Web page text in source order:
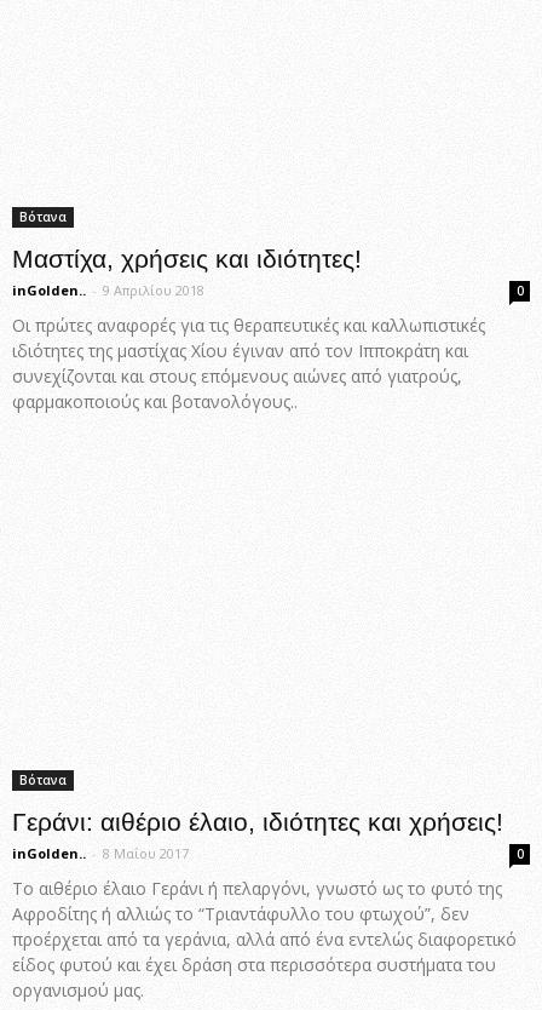
Βότανα
Μαστίχα, χρήσεις και ιδιότητες!
inGolden.. - 9 Απριλίου 2018 0
Οι πρώτες αναφορές για τις θεραπευτικές και καλλωπιστικές
ιδιότητες της μαστίχας Χίου έγιναν από τον Ιπποκράτη και
συνεχίζονται και στους επόμενους αιώνες από γιατρούς,
φαρμακοποιούς και βοτανολόγους..
Βότανα
Γεράνι: αιθέριο έλαιο, ιδιότητες και χρήσεις!
inGolden.. - 8 Μαΐου 2017 0
Το αιθέριο έλαιο Γεράνι ή πελαργόνι, γνωστό ως το φυτό της
Αφροδίτης ή αλλιώς το “Τριαντάφυλλο του φτωχού”, δεν
προέρχεται από τα γεράνια, αλλά από ένα εντελώς διαφορετικό
είδος φυτού και έχει δράση στα περισσότερα συστήματα του
οργανισμού μας.